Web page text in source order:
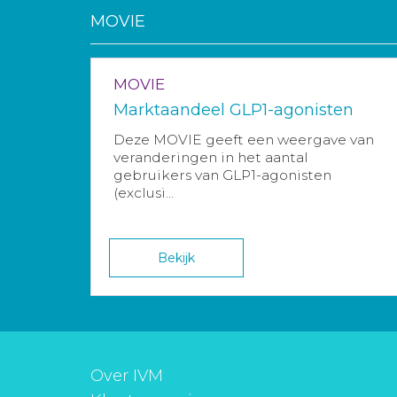
MOVIE
MOVIE
Marktaandeel GLP1-agonisten
Deze MOVIE geeft een weergave van
veranderingen in het aantal
gebruikers van GLP1-agonisten
(exclusi...
Bekijk
Over IVM